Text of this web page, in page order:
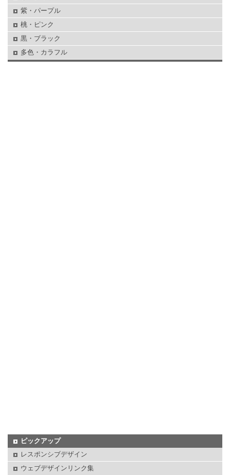
紫・パープル
桃・ピンク
黒・ブラック
多色・カラフル
ピックアップ
レスポンシブデザイン
ウェブデザインリンク集